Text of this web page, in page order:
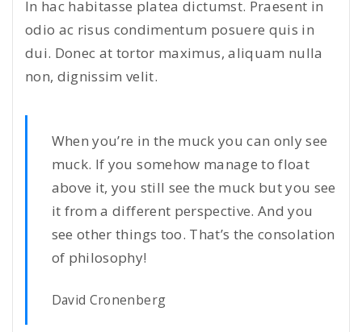
In hac habitasse platea dictumst. Praesent in
odio ac risus condimentum posuere quis in
dui. Donec at tortor maximus, aliquam nulla
non, dignissim velit.
When you’re in the muck you can only see
muck. If you somehow manage to float
above it, you still see the muck but you see
it from a different perspective. And you
see other things too. That’s the consolation
of philosophy!
David Cronenberg